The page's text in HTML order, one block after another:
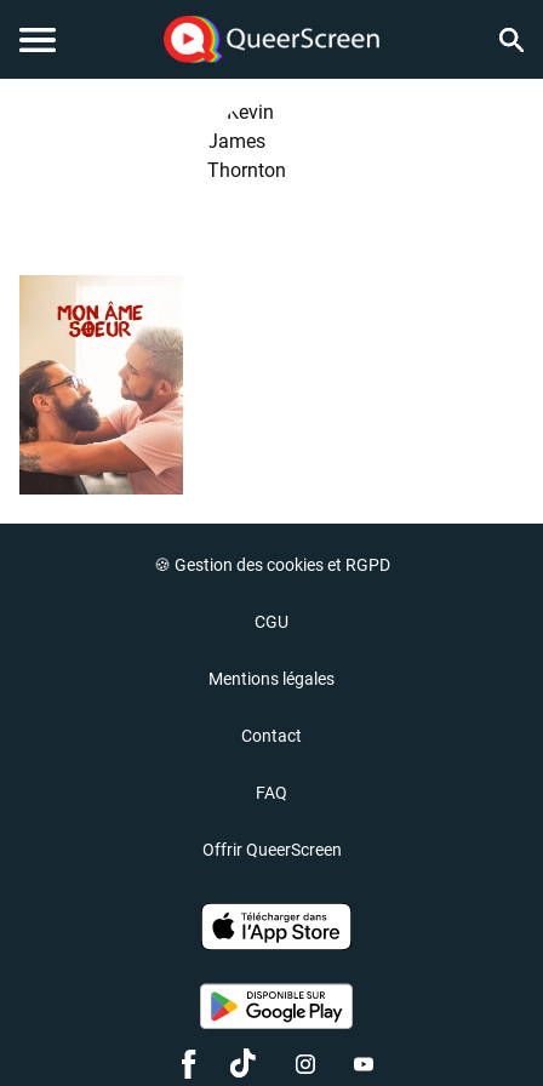
🍪 Gestion des cookies et RGPD
CGU
Mentions légales
Contact
FAQ
Offrir QueerScreen